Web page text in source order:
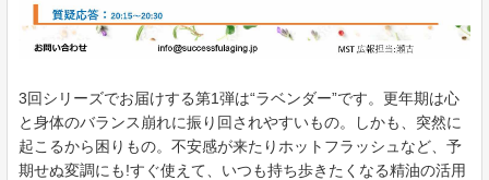
3回シリーズでお届けする第1弾は“ラベンダー”です。更年期は心
と身体のバランス崩れに振り回されやすいもの。しかも、突然に
起こるから困りもの。不安感が来たりホットフラッシュなど、予
期せぬ変調にも!すぐ使えて、いつも持ち歩きたくなる精油の活用